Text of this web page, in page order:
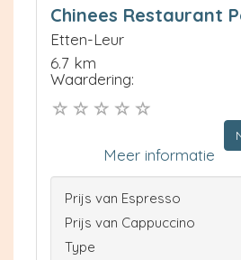
Chinees Restaurant
Etten-Leur
6.7 km
Waardering:
Meer informatie
Prijs van Espresso
Prijs van Cappuccino
Type